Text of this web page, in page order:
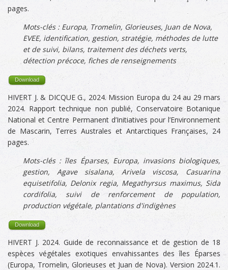
pages.
Mots-clés : Europa, Tromelin, Glorieuses, Juan de Nova,
EVEE, identification, gestion, stratégie, méthodes de lutte
et de suivi, bilans, traitement des déchets verts,
détection précoce, fiches de renseignements
Download
HIVERT J. & DICQUE G., 2024. Mission Europa du 24 au 29 mars
2024. Rapport technique non publié, Conservatoire Botanique
National et Centre Permanent d’Initiatives pour l’Environnement
de Mascarin, Terres Australes et Antarctiques Françaises, 24
pages.
Mots-clés : îles Éparses, Europa, invasions biologiques,
gestion, Agave sisalana, Arivela viscosa, Casuarina
equisetifolia, Delonix regia, Megathyrsus maximus, Sida
cordifolia, suivi de renforcement de population,
production végétale, plantations d'indigènes
Download
HIVERT J. 2024. Guide de reconnaissance et de gestion de 18
espèces végétales exotiques envahissantes des îles Éparses
(Europa, Tromelin, Glorieuses et Juan de Nova). Version 2024.1.